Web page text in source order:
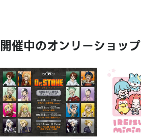
開催中のオンリーショップ